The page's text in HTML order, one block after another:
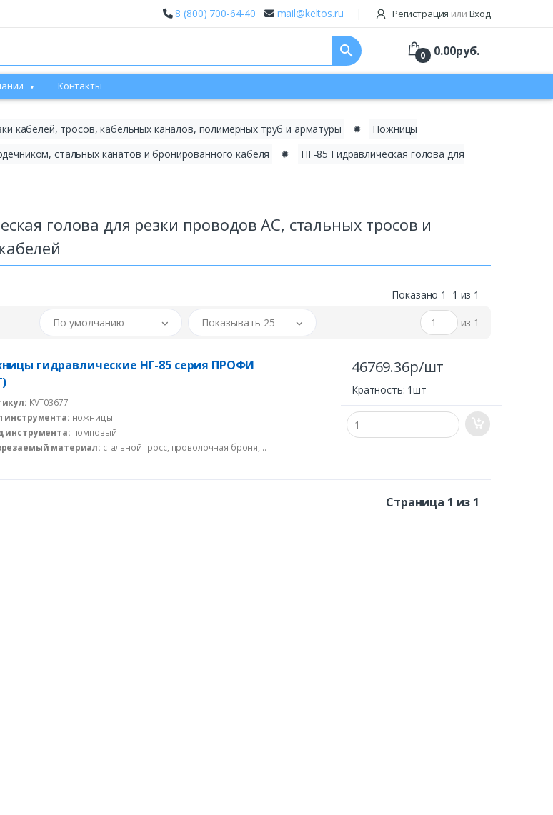
8 (800) 700-64-40 mail@keltos.ru Регистрация или Вход
search 0 0.00руб.
Контакты
кабелей, тросов, кабельных каналов, полимерных труб и арматуры ✹
Ножницы
стальных канатов и бронированного кабеля
✹
НГ-85 Гидравлическая голова для
голова для резки проводов АС, стальных тросов и
Показано 1–1 из 1
По умолчанию Показывать 25 из 1
гидравлические НГ-85 серия ПРОФИ
KVT03677
инструмента: ножницы
инструмента: помповый
материал: стальной тросс, проволочная броня,
46769.36р/шт
Кратность: 1шт
Страница 1 из 1